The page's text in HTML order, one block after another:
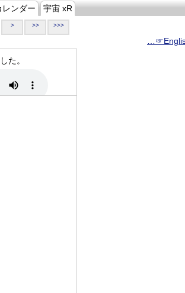
レンダー 宇宙 xR
> >> >>>
た。